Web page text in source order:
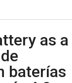
as a
baterías